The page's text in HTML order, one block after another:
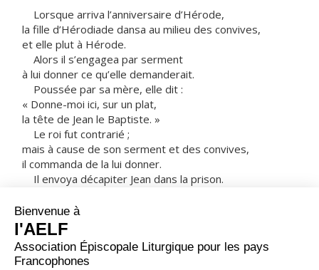
Lorsque arriva l’anniversaire d’Hérode,
la fille d’Hérodiade dansa au milieu des convives,
et elle plut à Hérode.
Alors il s’engagea par serment
à lui donner ce qu’elle demanderait.
Poussée par sa mère, elle dit :
« Donne-moi ici, sur un plat,
la tête de Jean le Baptiste. »
Le roi fut contrarié ;
mais à cause de son serment et des convives,
il commanda de la lui donner.
Il envoya décapiter Jean dans la prison.
et donnée à la jeune fille,
qui l’apporta à sa mère.
Les disciples de Jean arrivèrent pour prendre son
corps,